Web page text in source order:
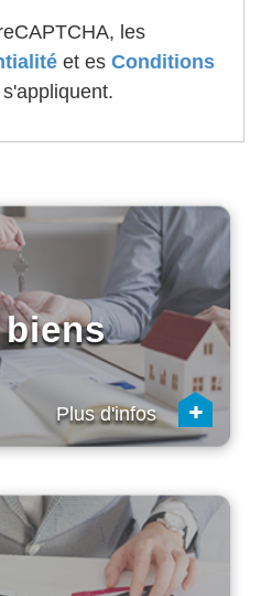
les
et es Conditions
Plus d'infos +